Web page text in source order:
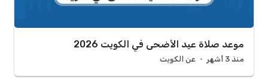
موعد صلاة عيد الأضحى في الكويت 2026
منذ 3 أشهر عن الكويت